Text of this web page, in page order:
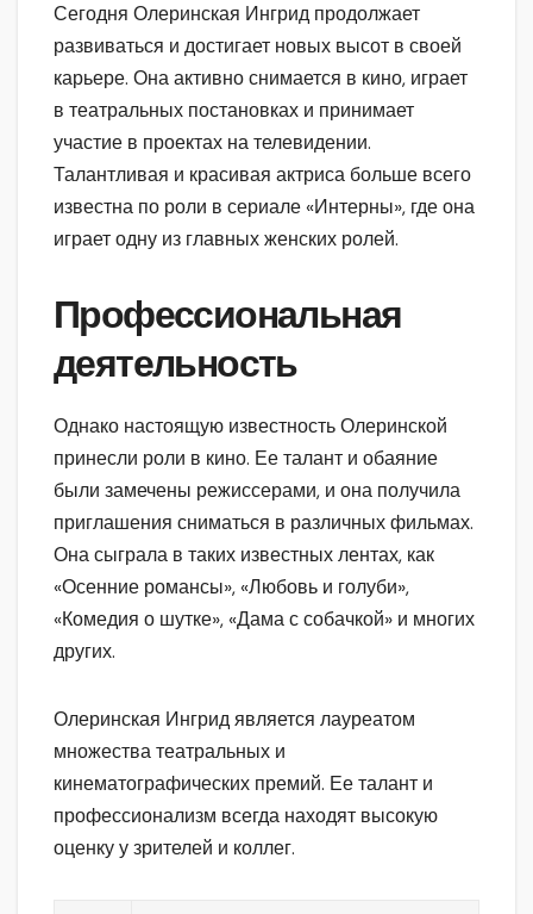
Сегодня Олеринская Ингрид продолжает
развиваться и достигает новых высот в своей
карьере. Она активно снимается в кино, играет
в театральных постановках и принимает
участие в проектах на телевидении.
Талантливая и красивая актриса больше всего
известна по роли в сериале «Интерны», где она
играет одну из главных женских ролей.
Профессиональная
деятельность
Однако настоящую известность Олеринской
принесли роли в кино. Ее талант и обаяние
были замечены режиссерами, и она получила
приглашения сниматься в различных фильмах.
Она сыграла в таких известных лентах, как
«Осенние романсы», «Любовь и голуби»,
«Комедия о шутке», «Дама с собачкой» и многих
других.
Олеринская Ингрид является лауреатом
множества театральных и
кинематографических премий. Ее талант и
профессионализм всегда находят высокую
оценку у зрителей и коллег.